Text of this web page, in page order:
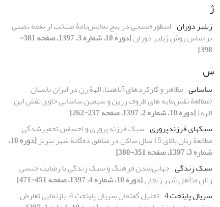
ژ
ژیلبر دوران اسطوره‌سنجی در پنج نمایش‌نامۀ منتخب از نغمه ثمینی
براساس روش ژیلبر دوران
[دوره 10، شماره 3، 1397، صفحه 381-
398]
س
ساسانی مظاهر و کارکردهای آناهیتا، الهۀ زن در ایران باستان
(مطالعۀ نقش‌مایه‏ های ظروف زرین و سیمین ساسانی حاوی نقش این
الهه)[دوره 10، شماره 2، 1397، صفحه 237-262]
سبک‎های فرزندپروری
سبک‏ فرزندپروری و احساس تحقیرشدگی
مطالعۀ زنان بالای 15 سال ساکن در مناطق ده‌گانۀ شهر تبریز
[دوره 10،
شماره 3، 1397، صفحه 351-380]
سبک زندگی جهانی‌شدن فرهنگ و سبک زندگی با رضایت جنسی
زنان متأهل شهر زنجان[دوره 10، شماره 4، 1397، صفحه 451-471]
سریال پایتخت 4
تحلیل گفتمان سریال پایتخت 4؛ بازنمایی تعارض